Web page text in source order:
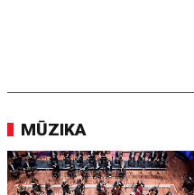
MŪZIKA